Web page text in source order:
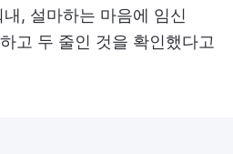
, 설마하는 마음에 임신
고 두 줄인 것을 확인했다고